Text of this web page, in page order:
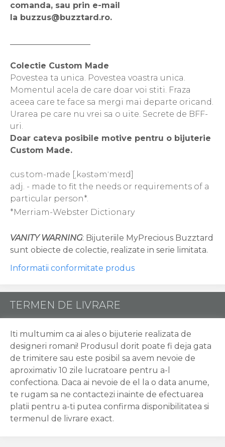
comanda, sau prin e-mail
la buzzus@buzztard.ro.
Colectie Custom Made
Povestea ta unica. Povestea voastra unica.
Momentul acela de care doar voi stiti. Fraza
aceea care te face sa mergi mai departe oricand.
Urarea pe care nu vrei sa o uite. Secrete de BFF-
uri.
Doar cateva posibile motive pentru o bijuterie
Custom Made.
cus·tom-made [ˌkəstəmˈmeɪd]
adj. - made to fit the needs or requirements of a
particular person*.
*Merriam-Webster Dictionary
VANITY WARNING: Bijuteriile MyPrecious Buzztard
sunt obiecte de colectie, realizate in serie limitata.
Informatii conformitate produs
TERMEN DE LIVRARE
Iti multumim ca ai ales o bijuterie realizata de
designeri romani! Produsul dorit poate fi deja gata
de trimitere sau este posibil sa avem nevoie de
aproximativ 10 zile lucratoare pentru a-l
confectiona. Daca ai nevoie de el la o data anume,
te rugam sa ne contactezi inainte de efectuarea
platii pentru a-ti putea confirma disponibilitatea si
termenul de livrare exact.